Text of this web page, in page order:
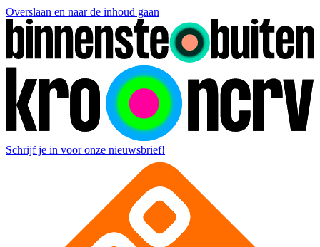
Overslaan en naar de inhoud gaan
Schrijf je in voor onze nieuwsbrief!